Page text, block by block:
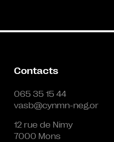
Contacts
065 35 15 44
vasb@cynmn-neg.or
12 rue de Nimy
7000 Mons